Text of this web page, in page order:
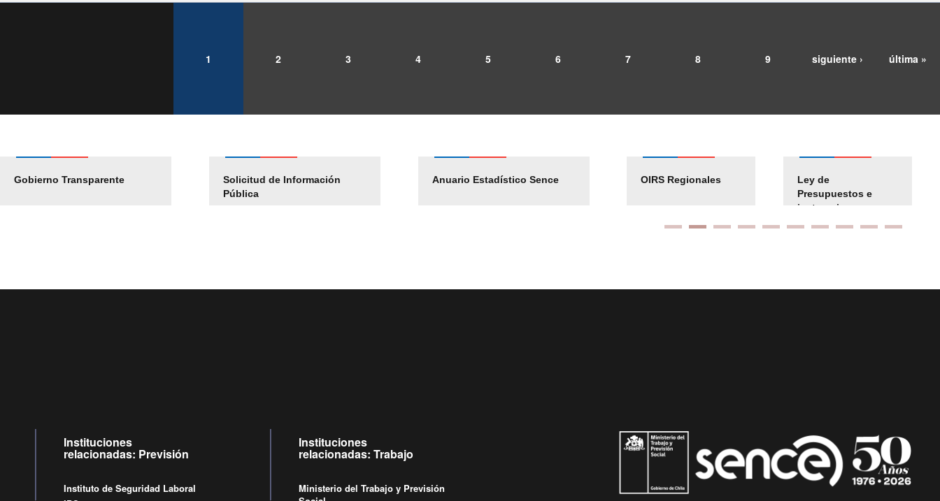
1 2 3 4 5 6 7 8 9 siguiente › última »
Gobierno Transparente
Solicitud de Información
Pública
Anuario Estadístico Sence
Pago Proveedores
Empleos Públicos
Solicitud Audiencias
OIRS Regionales
Ley de
Presupuestos e
instrucciones
Instituciones
relacionadas: Previsión
Instituto de Seguridad Laboral
Instituciones
relacionadas: Trabajo
Ministerio del Trabajo y Previsión